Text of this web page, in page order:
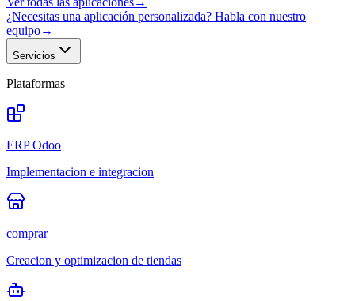
¿Necesitas una aplicación personalizada? Habla con nuestro
equipo→
Servicios
Plataformas
ERP Odoo
Implementacion e integracion
comprar
Creacion y optimizacion de tiendas